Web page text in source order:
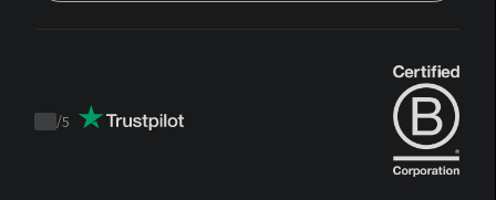
Trustpilot
/5